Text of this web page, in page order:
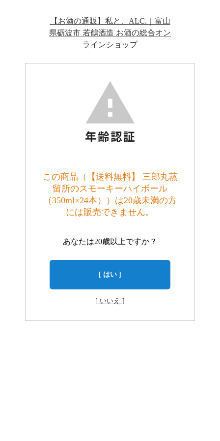
【お酒の通販】私と、ALC.｜富山
県砺波市 若鶴酒造 お酒の総合オン
ラインショップ
この商品（【送料無料】 三郎丸蒸
留所のスモーキーハイボール
（350ml×24本））は20歳未満の方
には販売できません。
あなたは20歳以上ですか？
[ はい ]
[ いいえ ]